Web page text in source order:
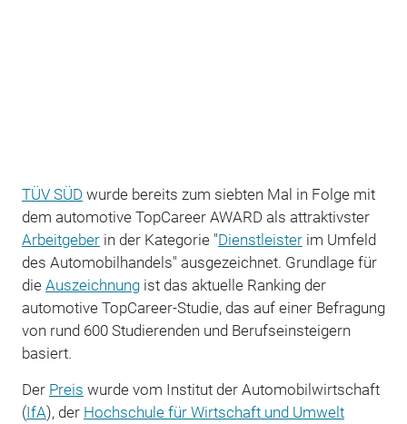
TÜV SÜD wurde bereits zum siebten Mal in Folge mit
dem automotive TopCareer AWARD als attraktivster
Arbeitgeberin der Kategorie "Dienstleisterim Umfeld
des Automobilhandels" ausgezeichnet. Grundlage für
die Auszeichnungist das aktuelle Ranking der
automotive TopCareer-Studie, das auf einer Befragung
von rund 600 Studierenden und Berufseinsteigern
basiert.
Der Preis wurde vom Institut der Automobilwirtschaft
(IfA), der Hochschule für Wirtschaft und Umwelt